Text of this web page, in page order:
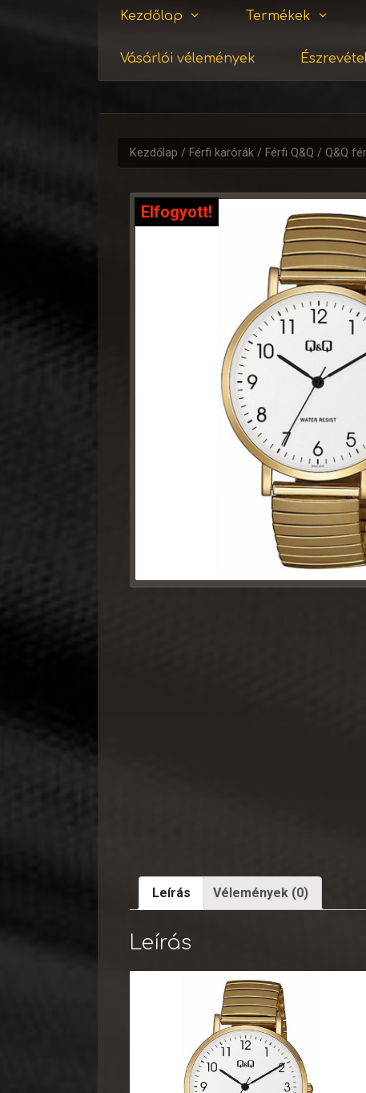
Kezdőlap Termékek
Vásárlói vélemények
Kezdőlap / Férfi karórák / Férfi Q&Q / Q&Q
Elfogyott!
Leírás Vélemények (0)
Leírás